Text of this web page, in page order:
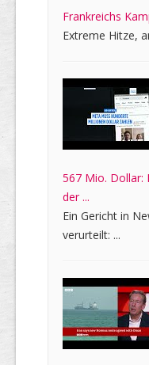
Frankreichs
Extreme Hitze,
567 Mio. Dollar:
der ...
Ein Gericht in
verurteilt: ...